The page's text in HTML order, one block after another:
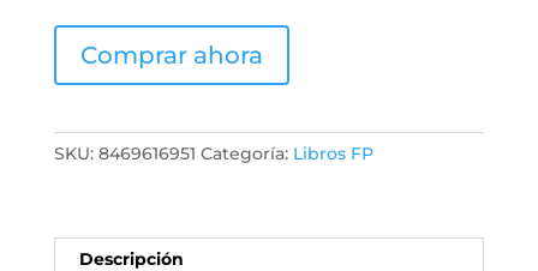
s de
clientes
Comprar ahora
SKU: 8469616951 Categoría: Libros FP
Descripción